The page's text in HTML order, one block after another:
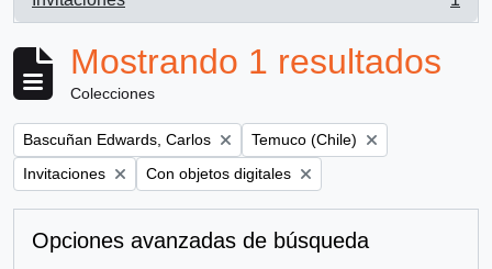
, 1 resultados
Mostrando 1 resultados
Colecciones
Remove filter:
Bascuñan Edwards, Carlos Remove filter:
Temuco (Chile)
Remove filter:
Invitaciones Remove filter:
Con objetos digitales
Opciones avanzadas de búsqueda